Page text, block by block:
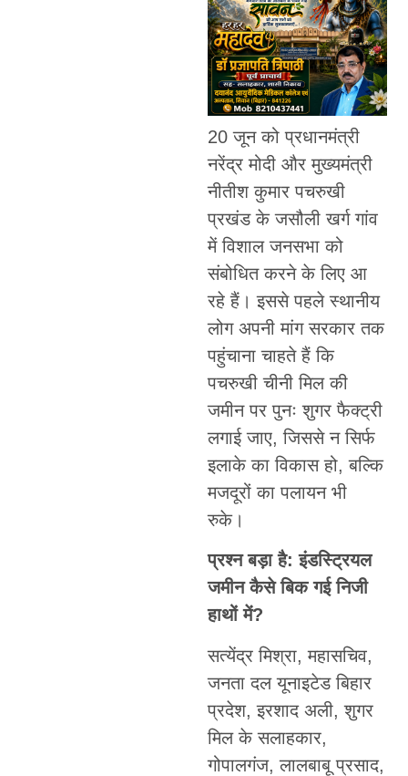
20 जून को प्रधानमंत्री
नरेंद्र मोदी और मुख्यमंत्री
नीतीश कुमार पचरुखी
प्रखंड के जसौली खर्ग गांव
में विशाल जनसभा को
संबोधित करने के लिए आ
रहे हैं। इससे पहले स्थानीय
लोग अपनी मांग सरकार तक
पहुंचाना चाहते हैं कि
पचरुखी चीनी मिल की
जमीन पर पुनः शुगर फैक्ट्री
लगाई जाए, जिससे न सिर्फ
इलाके का विकास हो, बल्कि
मजदूरों का पलायन भी
रुके।
प्रश्न बड़ा है: इंडस्ट्रियल
जमीन कैसे बिक गई निजी
हाथों में?
सत्येंद्र मिश्रा, महासचिव,
जनता दल यूनाइटेड बिहार
प्रदेश, इरशाद अली, शुगर
मिल के सलाहकार,
गोपालगंज, लालबाबू प्रसाद,